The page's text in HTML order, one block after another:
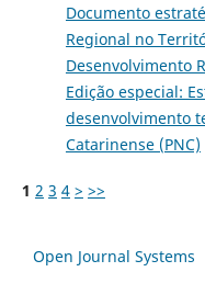
Documento
Regional no
Desenvolvimento
Edição especial:
desenvolvimento
Catarinense (PNC)
1 2 3 4 > >>
Open Journal Systems